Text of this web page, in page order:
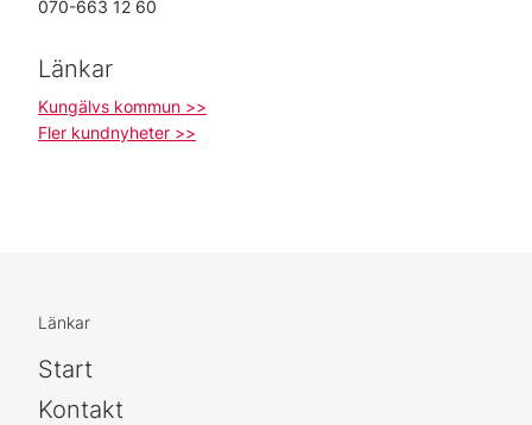
070-663 12 60
Länkar
Kungälvs kommun >>
Fler kundnyheter >>
Länkar
Start
Kontakt